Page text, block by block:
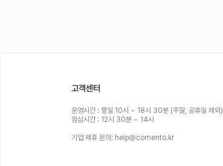
고객센터
운영시간 : 평일 10시 ~ 18시 30분 (주말, 공휴일 제외)
점심시간 : 12시 30분 ~ 14시
기업 제휴 문의: help@comento.kr